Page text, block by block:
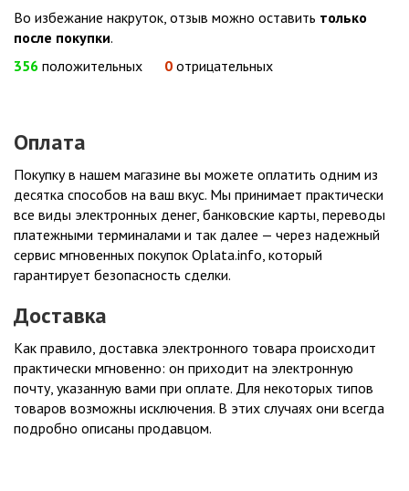
Во избежание накруток, отзыв можно оставить только
после покупки.
356 положительных 0 отрицательных
Оплата
Покупку в нашем магазине вы можете оплатить одним из
десятка способов на ваш вкус. Мы принимает практически
все виды электронных денег, банковские карты, переводы
платежными терминалами и так далее — через надежный
сервис мгновенных покупок Oplata.info, который
гарантирует безопасность сделки.
Доставка
Как правило, доставка электронного товара происходит
практически мгновенно: он приходит на электронную
почту, указанную вами при оплате. Для некоторых типов
товаров возможны исключения. В этих случаях они всегда
подробно описаны продавцом.